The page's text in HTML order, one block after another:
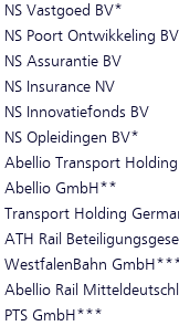
NS Vastgoed BV*
NS Poort Ontwikkeling BV
NS Assurantie BV
NS Insurance NV
NS Innovatiefonds BV
NS Opleidingen BV*
Abellio Transport
Abellio GmbH**
Transport Holding
ATH Rail
WestfalenBahn
Abellio Rail
PTS GmbH***